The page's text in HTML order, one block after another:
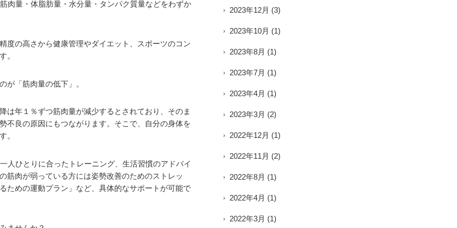
肉量・体脂肪量・水分量・タンパク質量などをわずか
度の高さから健康管理やダイエット、スポーツのコン
。
が「筋肉量の低下」。
は年１％ずつ筋肉量が減少するとされており、そのま
不良の原因にもつながります。そこで、自分の身体を
。
人ひとりに合ったトレーニング、生活習慣のアドバイ
筋肉が弱っている方には姿勢改善のためのストレッ
ための運動プラン」など、具体的なサポートが可能で
2023年12月 (3)
2023年10月 (1)
2023年8月 (1)
2023年7月 (1)
2023年4月 (1)
2023年3月 (2)
2022年12月 (1)
2022年11月 (2)
2022年8月 (1)
2022年4月 (1)
2022年3月 (1)